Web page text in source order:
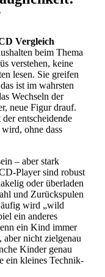
Vergleich
beim Thema
verstehen, keine
lesen. Sie greifen
ist im wahrsten
Wechseln der
neue Figur drauf.
entscheidende
ohne dass
– aber stark
Player sind robust
oder überladen
und Zurückspulen
wird „wild
ein anderes
ein Kind immer
nicht zielgenau
Kinder genau
ein kleines Technik-